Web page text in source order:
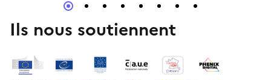
Ils nous soutiennent